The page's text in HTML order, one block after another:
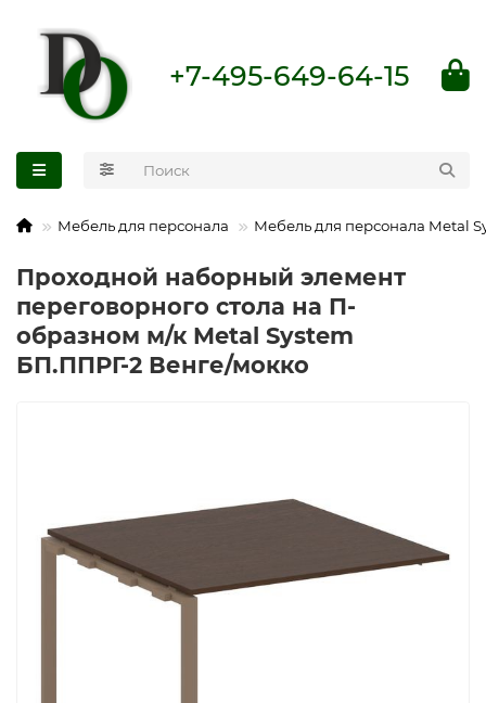
+7-495-649-64-15
Мебель для персонала Мебель для персонала Metal
Проходной наборный элемент
переговорного стола на П-
образном м/к Metal System
БП.ППРГ-2 Венге/мокко